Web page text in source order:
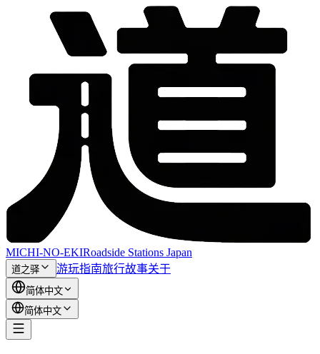
MICHI-NO-EKIRoadside Stations Japan
道之驿 游玩指南旅行故事关于
简体中文
简体中文